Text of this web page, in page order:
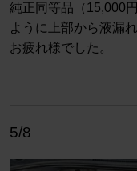
純正同等品（15,000
ように上部から液漏
お疲れ様でした。
5/8